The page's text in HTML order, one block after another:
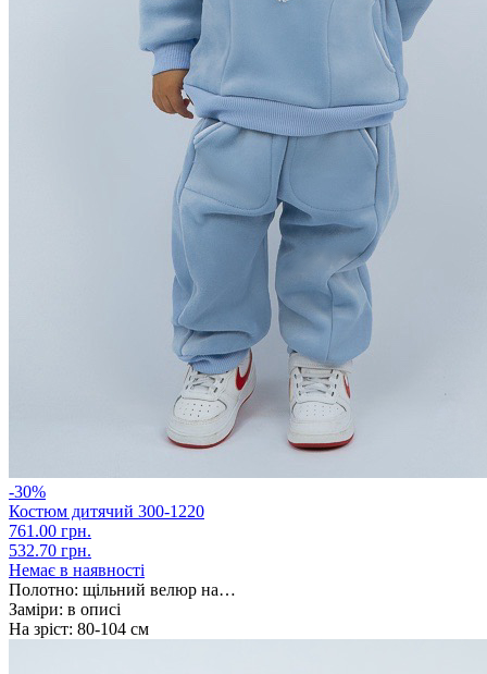
-30%
Костюм дитячий 300-1220
761.00 грн.
532.70 грн.
Немає в наявності
Полотно: щільний велюр на…
Заміри: в описі
На зріст: 80-104 см